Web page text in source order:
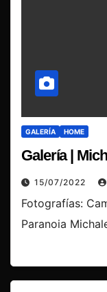
GALERÍA HOME
Galería |
15/07/2022
Fotografías:
Paranoia